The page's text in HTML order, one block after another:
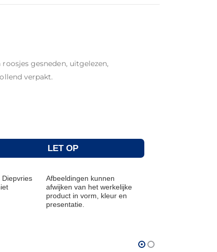
gesneden, uitgelezen,
verpakt.
LET OP
Afbeeldingen kunnen
afwijken van het werkelijke
product in vorm, kleur en
presentatie.